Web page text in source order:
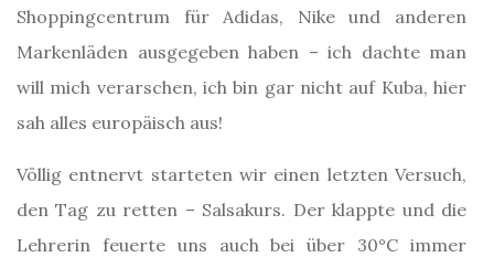
Shoppingcentrum für Adidas, Nike und anderen
Markenläden ausgegeben haben – ich dachte man
will mich verarschen, ich bin gar nicht auf Kuba, hier
sah alles europäisch aus!
Völlig entnervt starteten wir einen letzten Versuch,
den Tag zu retten – Salsakurs. Der klappte und die
Lehrerin feuerte uns auch bei über 30°C immer